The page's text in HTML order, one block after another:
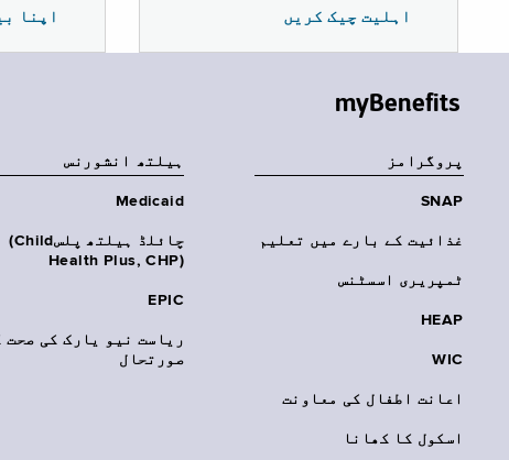
اپنا اہلیت چیک کریں
myBenefits
پروگرامز
SNAP
غذائیت کے بارے میں تعلیم
ٹمپریری اسسٹنس
HEAP
WIC
اعانت اطفال کی معاونت
اسکول کا کھانا
‏ہیلتھ انشورنس
Medicaid
چائلڈ ہیلتھ پلس‎(Child
Health Plus, CHP)‎
EPIC
ریاست نیو یارک کی صحت
صورتحال